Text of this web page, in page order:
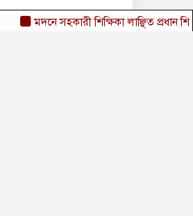
মদনে সহকারী শিক্ষিকা লাঞ্ছিত প্রধান শিক্ষকের